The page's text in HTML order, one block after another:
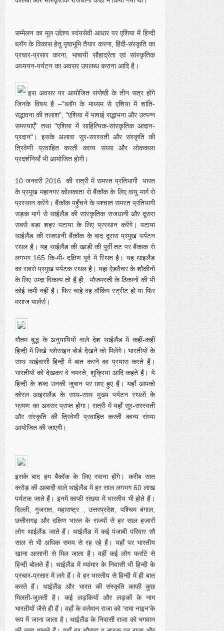
सम्मेलन का मूल उद्देश्य स्वंयसेवी आधार पर एशिया में हिन्दी
ब्लॉग के विकास हेतु पृष्ठभूमि तैयार करना, हिंदी-संस्कृति का
प्रचार-प्रसार करना, भाषायी सौहार्द्रता एवं सांस्कृतिक
अध्ययन-पर्यटन का अवसर उपलब्ध कराना आदि है।
इस अवसर पर आयोजित संगोष्ठी के तीन सत्र होंगे
जिनके विषय है –"ब्लॉग के माध्यम से एशिया में शांति-
सद्भावना की तलाश", "एशिया में भाषाई सद्भाभना और उत्पन्न
समस्याएँ" तथा "एशिया में साहित्यिक-सांस्कृतिक आदान-
प्रदान"। इसके अलावा सुर-सरस्वती और संस्कृति की
त्रिवेणी प्रवाहित करती काव्य संध्या और लोककला
प्रदर्शनियाँ भी आयोजित होगी।
10 जनवरी 2016 की रात्री में समस्त प्रतिभागी भारत
के प्रमुख महानगर कोलकाता से बैंकॉक के लिए वायु मार्ग से
प्रस्थान करेंगे। बैंकॉक पहुँचने के पश्चात समस्त प्रतिभागी
सड़क मार्ग से थाईलैंड की सांस्कृतिक राजधानी और दूसरा
सबसे बड़ा शहर पटाया के लिए प्रस्थान करेंगे। पटाया
थाईलैंड की राजधानी बैंकॉक के बाद दूसरा प्रमुख पर्यटन
स्थल है। यह थाईलैंड की खाड़ी की पूर्वी तट पर बैंकाक से
लगभग 165 कि॰मी॰ दक्षिण पूर्व में स्थित है। यह थाइलैंड
का सबसे प्रमुख पर्यटक स्थल है। यहां ऐडवैंचर के शौकीनों
के लिए उम्दा विकल्प तो हैं ही, मौजमस्ती के ठिकानों की भी
कोई कमी नहीं है। फिर चाहे वह वौकिंग स्ट्रीट हो या फिर
मसाज पार्लर्स।
गौतम बुद्ध के अनुयायियों वाले देश थाईलैंड में कहीं-कहीं
हिन्दी में लिखे ग्लोसाइन बोर्ड देखने को मिलेंगे। भारतीयों के
साथ थाईवासी हिन्दी में बात करने का प्रयास करते हैं।
भारतीयों को देखकर वे नमस्ते, शुक्रिया आदि कहते हैं। ये
हिन्दी के शब्द उनकी जुबान पर छाए हुए हैं। यहाँ आपको
कोरल आइसलैंड के साथ-साथ मुख्य पर्यटन स्थलों के
भ्रमण का अवसर प्राप्त होगा। रात्री में यहाँ सूर-सरस्वती
और संस्कृति की त्रिवेणी प्रवाहित करती काव्य संध्या
आयोजित की जाएगी।
इसके बाद हम बैंकॉक के लिए रवाना होंगे। करीब सात
करोड़ की आबादी वाले थाईलैंड में हर साल लगभग 60 लाख
पर्यटक जाते हैं। इनमें काफी संख्या में भारतीय भी होते हैं।
दिल्ली, गुजरात, महाराष्ट्र , उत्तरप्रदेश, पश्चिम बंगाल,
छत्तीसगढ़ और दक्षिण भारत के राज्यों से हर साल हजारों
लोग थाईलैंड जाते हैं। थाईलैंड में कई पंजाबी परिवार सौ
साल से भी अधिक समय से रह रहे हैं। यहाँ पर भारतीय
खाना आसानी से मिल जाता है। वहीं कई लोग फर्राटे से
हिन्दी बोलते हैं। थाईलैंड में म्यांमार के निवासी भी हिन्दी के
प्रचार-प्रसार में लगे हैं। वे हर भारतीय से हिन्दी में ही बात
करते हैं। थाईलैंड और भारत की संस्कृति काफी कुछ
मिलती-जुलती है। कई लड़कियों और लड़कों के नाम
भारतीयों जैसे ही हैं। वहाँ के वर्तमान राजा को 'रामा नाइन'के
रूप में जाना जाता है। थाईलैंड के निवासी राजा को भगवान